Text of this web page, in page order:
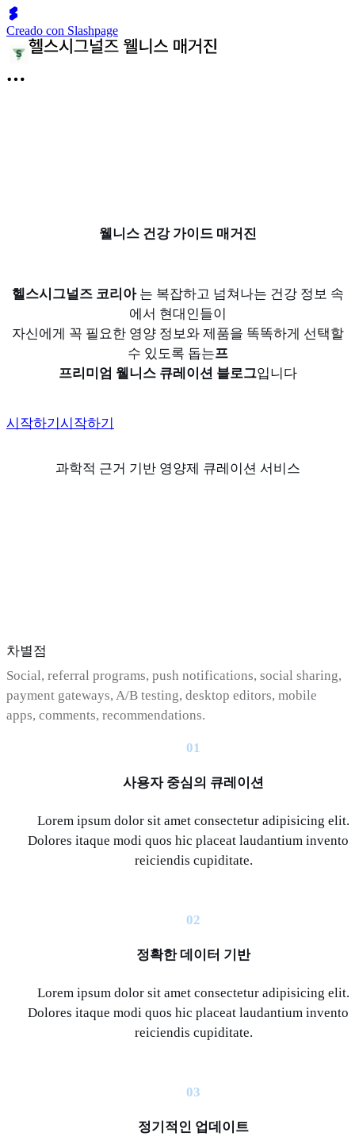
Creado con Slashpage
웰니스 건강 가이드 매거진
헬스시그널즈 코리아는 복잡하고 넘쳐나는 건강 정보 속
에서 현대인들이
자신에게 꼭 필요한 영양 정보와 제품을 똑똑하게 선택할
수 있도록 돕는프
프리미엄 웰니스 큐레이션 블로그입니다
시작하기 시작하기
과학적 근거 기반 영양제 큐레이션 서비스
차별점
Social, referral programs, push notifications, social sharing,
payment gateways, A/B testing, desktop editors, mobile
apps, comments, recommendations.
01
사용자 중심의 큐레이션
Lorem ipsum dolor sit amet consectetur adipisicing elit.
Dolores itaque modi quos hic placeat laudantium
reiciendis cupiditate.
02
정확한 데이터 기반
Lorem ipsum dolor sit amet consectetur adipisicing elit.
Dolores itaque modi quos hic placeat laudantium
reiciendis cupiditate.
03
정기적인 업데이트